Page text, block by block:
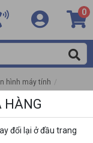
0
hình máy tính /
HÀNG
đổi lại ở đầu trang